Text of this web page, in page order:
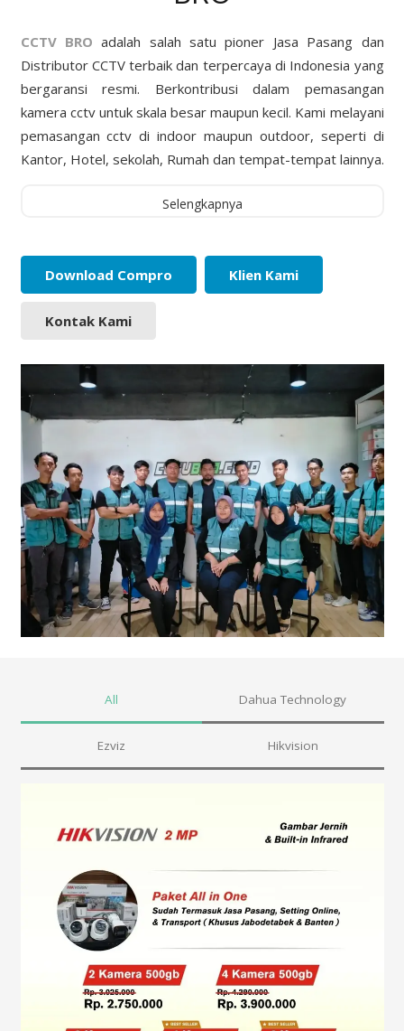
CCTV BRO adalah salah satu pioner Jasa Pasang dan
Distributor CCTV terbaik dan terpercaya di Indonesia yang
bergaransi resmi. Berkontribusi dalam pemasangan
kamera cctv untuk skala besar maupun kecil. Kami melayani
pemasangan cctv di indoor maupun outdoor, seperti di
Kantor, Hotel, sekolah, Rumah dan tempat-tempat lainnya.
Selengkapnya
Download Compro Klien Kami
Kontak Kami
All Dahua Technology
Ezviz Hikvision